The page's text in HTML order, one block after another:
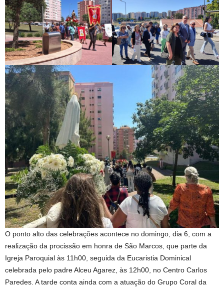
O ponto alto das celebrações acontece no domingo, dia 6, com a
realização da procissão em honra de São Marcos, que parte da
Igreja Paroquial às 11h00, seguida da Eucaristia Dominical
celebrada pelo padre Alceu Agarez, às 12h00, no Centro Carlos
Paredes. A tarde conta ainda com a atuação do Grupo Coral da